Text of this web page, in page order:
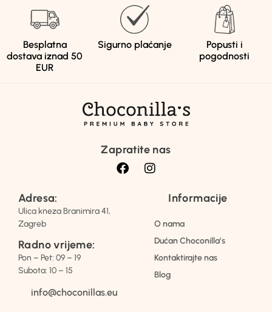
Besplatna
dostava iznad 50
EUR
Sigurno plaćanje
Popusti i
pogodnosti
Zapratite nas
Adresa:
Ulica kneza Branimira 41,
Zagreb
Radno vrijeme:
Pon – Pet: 09 – 19
Subota: 10 – 15
info@choconillas.eu
Informacije
O nama
Dućan Choconilla’s
Kontaktirajte nas
Blog